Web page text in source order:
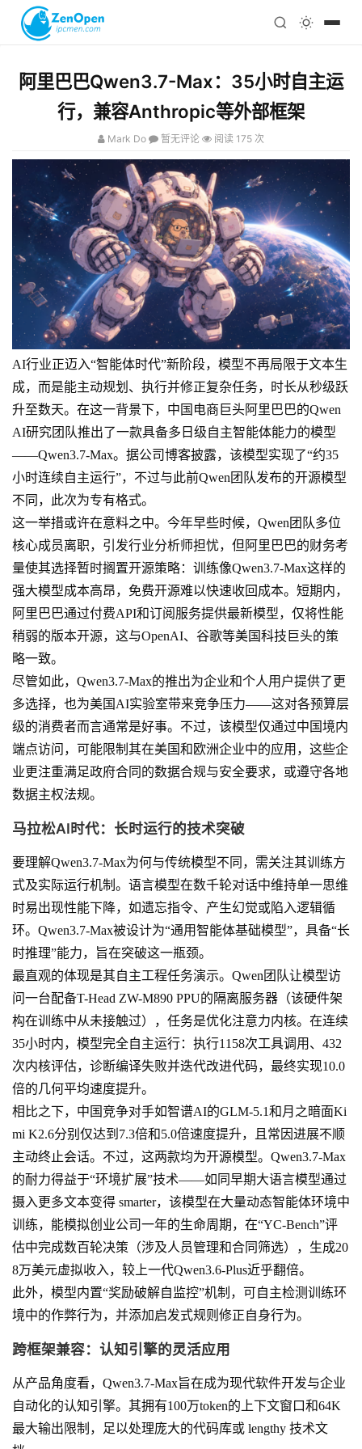
科技
心理
注册
阿里巴巴Qwen3.7-Max：35小时自主运
行，兼容Anthropic等外部框架
Mark Do 暂无评论 阅读 175 次
AI行业正迈入“智能体时代”新阶段，模型不再局限于文本生
成，而是能主动规划、执行并修正复杂任务，时长从秒级跃
升至数天。在这一背景下，中国电商巨头阿里巴巴的Qwen
AI研究团队推出了一款具备多日级自主智能体能力的模型
——Qwen3.7-Max。据公司博客披露，该模型实现了“约35
小时连续自主运行”，不过与此前Qwen团队发布的开源模型
不同，此次为专有格式。
这一举措或许在意料之中。今年早些时候，Qwen团队多位
核心成员离职，引发行业分析师担忧，但阿里巴巴的财务考
量使其选择暂时搁置开源策略：训练像Qwen3.7-Max这样的
强大模型成本高昂，免费开源难以快速收回成本。短期内，
阿里巴巴通过付费API和订阅服务提供最新模型，仅将性能
稍弱的版本开源，这与OpenAI、谷歌等美国科技巨头的策
略一致。
尽管如此，Qwen3.7-Max的推出为企业和个人用户提供了更
多选择，也为美国AI实验室带来竞争压力——这对各预算层
级的消费者而言通常是好事。不过，该模型仅通过中国境内
端点访问，可能限制其在美国和欧洲企业中的应用，这些企
业更注重满足政府合同的数据合规与安全要求，或遵守各地
数据主权法规。
马拉松AI时代：长时运行的技术突破
要理解Qwen3.7-Max为何与传统模型不同，需关注其训练方
式及实际运行机制。语言模型在数千轮对话中维持单一思维
时易出现性能下降，如遗忘指令、产生幻觉或陷入逻辑循
环。Qwen3.7-Max被设计为“通用智能体基础模型”，具备“长
时推理”能力，旨在突破这一瓶颈。
最直观的体现是其自主工程任务演示。Qwen团队让模型访
问一台配备T-Head ZW-M890 PPU的隔离服务器（该硬件架
构在训练中从未接触过），任务是优化注意力内核。在连续
35小时内，模型完全自主运行：执行1158次工具调用、432
次内核评估，诊断编译失败并迭代改进代码，最终实现10.0
倍的几何平均速度提升。
相比之下，中国竞争对手如智谱AI的GLM-5.1和月之暗面Ki
mi K2.6分别仅达到7.3倍和5.0倍速度提升，且常因进展不顺
主动终止会话。不过，这两款均为开源模型。Qwen3.7-Max
的耐力得益于“环境扩展”技术——如同早期大语言模型通过
摄入更多文本变得 smarter，该模型在大量动态智能体环境中
训练，能模拟创业公司一年的生命周期，在“YC-Bench”评
估中完成数百轮决策（涉及人员管理和合同筛选），生成20
8万美元虚拟收入，较上一代Qwen3.6-Plus近乎翻倍。
此外，模型内置“奖励破解自监控”机制，可自主检测训练环
境中的作弊行为，并添加启发式规则修正自身行为。
跨框架兼容：认知引擎的灵活应用
从产品角度看，Qwen3.7-Max旨在成为现代软件开发与企业
自动化的认知引擎。其拥有100万token的上下文窗口和64K
最大输出限制，足以处理庞大的代码库或 lengthy 技术文